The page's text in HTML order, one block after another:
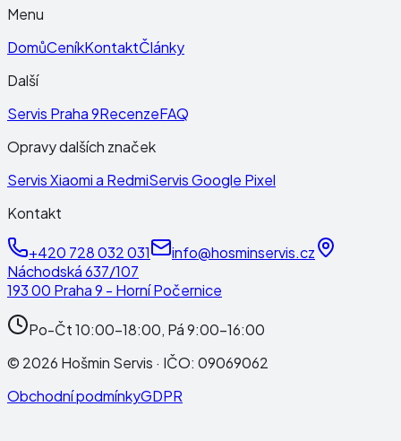
Menu
DomůCeníkKontaktČlánky
Další
Servis Praha 9RecenzeFAQ
Opravy dalších značek
Servis Xiaomi a RedmiServis Google Pixel
Kontakt
+420 728 032 031
info@hosminservis.cz
Náchodská 637/107
193 00 Praha 9 - Horní Počernice
Po-Čt 10:00-18:00, Pá 9:00-16:00
© 2026 Hošmin Servis · IČO: 09069062
Obchodní podmínkyGDPR